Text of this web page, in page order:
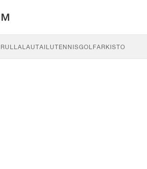
RULLALAUTAILUTENNISGOLFARKISTO